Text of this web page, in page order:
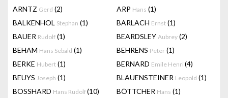
ARNTZ Gerd (2) ARP Hans (1)
BALKENHOL Stephan (1) BARLACH Ernst (1)
BAUER Rudolf (1) BEARDSLEY Aubrey (2)
BEHAM Hans Sebald (1) BEHRENS Peter (1)
BERKE Hubert (1) BERNARD Emile Henri (4)
BEUYS Joseph (1) BLAUENSTEINER Leopold (1)
BOSSHARD Hans Rudolf(10) BÖTTCHER Hans (1)